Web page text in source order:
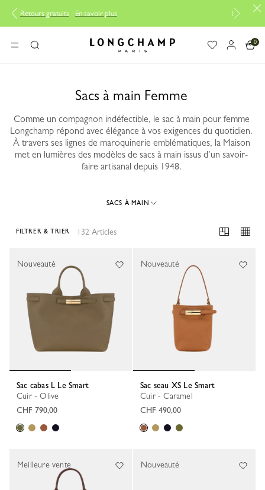
plus Livraison offerte à partir de 200CHF
MENURechercher Longchamp - Accueil
0
Sacs à main Femme
Comme un compagnon indéfectible, le sac à main pour femme
Longchamp répond avec élégance à vos exigences du quotidien.
À travers ses lignes de maroquinerie emblématiques, la Maison
met en lumières des modèles de sacs à main issus d’un savoir-
faire artisanal depuis 1948.
SACS À MAIN
132 Articles
FILTRER & TRIER
Sac cabas L Le Smart
Cuir - Olive
CHF 790,00
Nouveauté
Sac seau XS Le Smart
Cuir - Caramel
CHF 490,00
Nouveauté
Meilleure vente Nouveauté